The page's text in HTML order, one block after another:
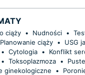
ciąży • Nudności •
Planowanie ciąży • USG
• Cytologia • Konflikt
• Toksoplazmoza •
ginekologiczne •